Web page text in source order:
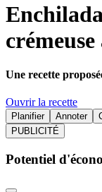
Une recette
Ouvrir la recette
Planifier Annoter
PUBLICITÉ
Potentiel